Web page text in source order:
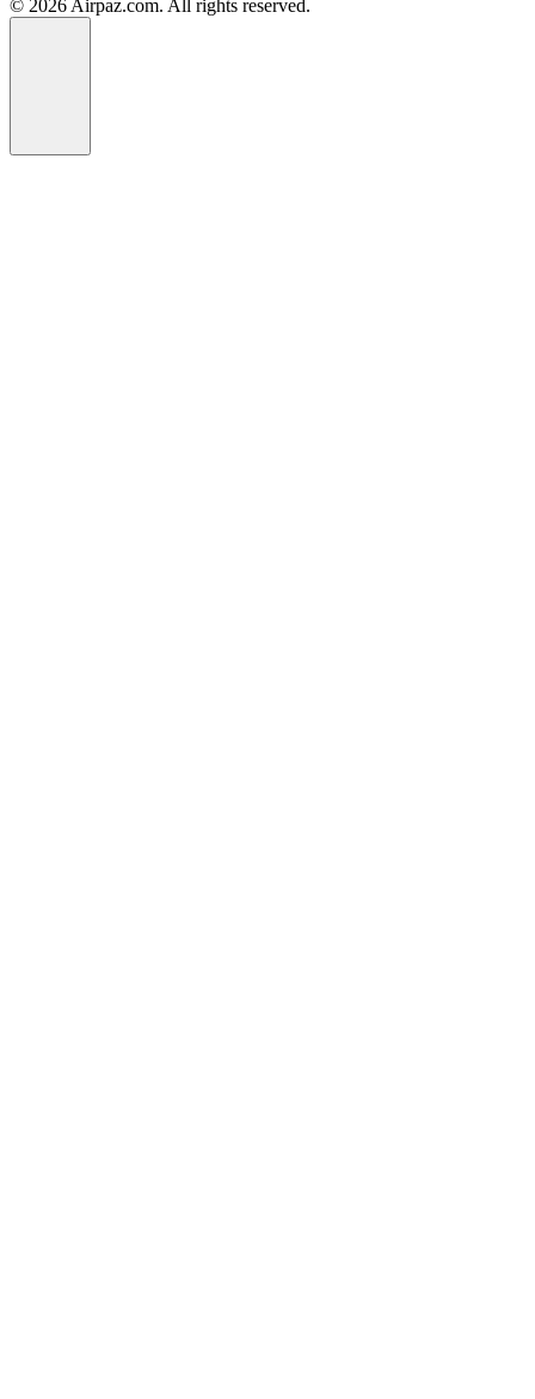
© 2026 Airpaz.com. All rights reserved.